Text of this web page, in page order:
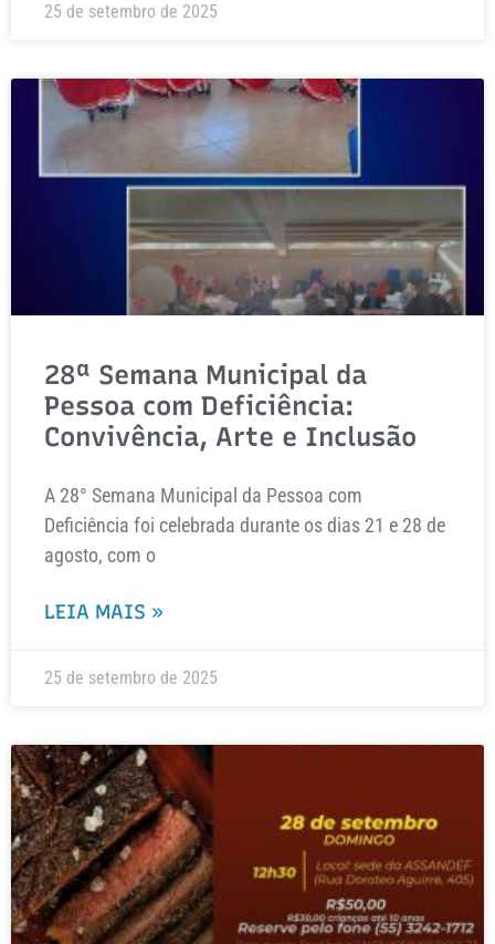
25 de setembro de 2025
28ª Semana Municipal da
Pessoa com Deficiência:
Convivência, Arte e Inclusão
A 28° Semana Municipal da Pessoa com
Deficiência foi celebrada durante os dias 21 e 28 de
agosto, com o
LEIA MAIS »
25 de setembro de 2025